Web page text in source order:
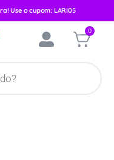
Use o cupom: LARI05
0
/ Tenis Injeção